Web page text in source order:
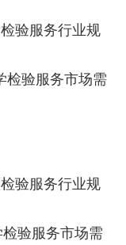
验服务行业规
验服务市场需
验服务行业规
验服务市场需